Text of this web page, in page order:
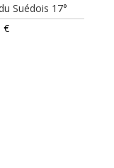
Suédois 17°
€